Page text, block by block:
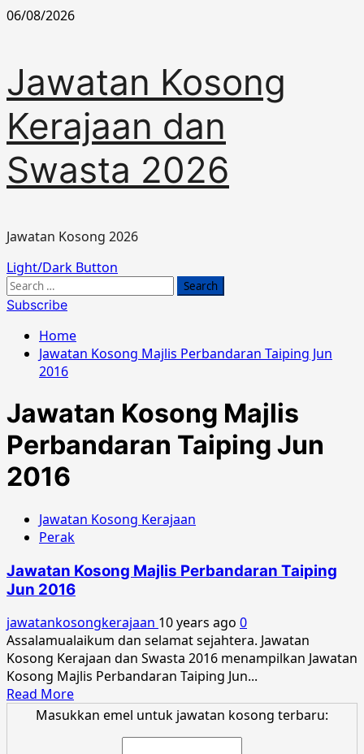
Skip
06/08/2026
Jawatan Kosong
Kerajaan dan
Swasta 2026
Jawatan Kosong 2026
Primary
Menu
Light/Dark Button
Search
for:
Subscribe
Home
Jawatan Kosong Majlis Perbandaran Taiping Jun
2016
Jawatan Kosong Majlis
Perbandaran Taiping Jun
2016
Jawatan Kosong Kerajaan
Perak
Jawatan Kosong Majlis Perbandaran Taiping
Jun 2016
jawatankosongkerajaan 10 years ago 0
Assalamualaikum dan selamat sejahtera. Jawatan
Kosong Kerajaan dan Swasta 2016 menampilkan Jawatan
Kosong Majlis Perbandaran Taiping Jun...
Read MoreRead
more
Masukkan emel untuk jawatan kosong terbaru: